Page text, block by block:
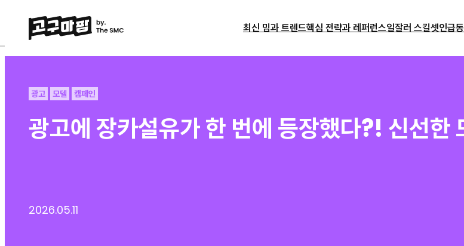
최신 밈과 트렌드핵심 전략과 레퍼런스일잘러 스킬셋인급동
광고 모델 캠페인
광고에 장카설유가 한 번에 등장했다?! 신선한
2026.05.11